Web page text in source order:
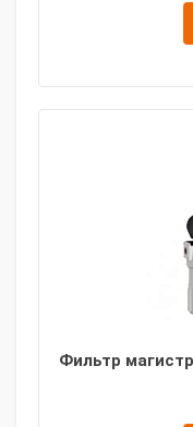
Фильтр